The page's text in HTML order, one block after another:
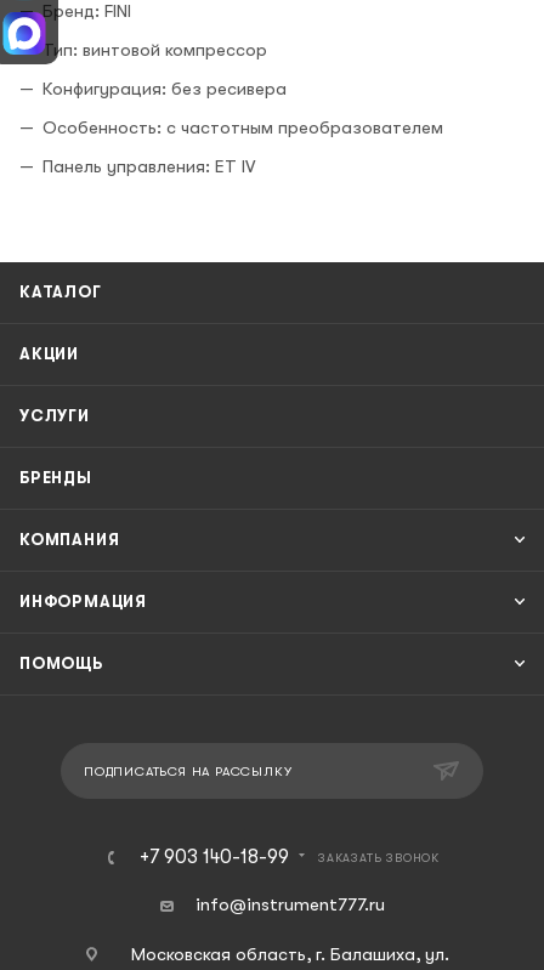
Бренд: FINI
Тип: винтовой компрессор
Конфигурация: без ресивера
Особенность: с частотным преобразователем
Панель управления: ET IV
КАТАЛОГ
АКЦИИ
УСЛУГИ
БРЕНДЫ
КОМПАНИЯ
ИНФОРМАЦИЯ
ПОМОЩЬ
ПОДПИСАТЬСЯ НА РАССЫЛКУ
+7 903 140-18-99 ЗАКАЗАТЬ ЗВОНОК
info@instrument777.ru
Московская область, г. Балашиха, ул.